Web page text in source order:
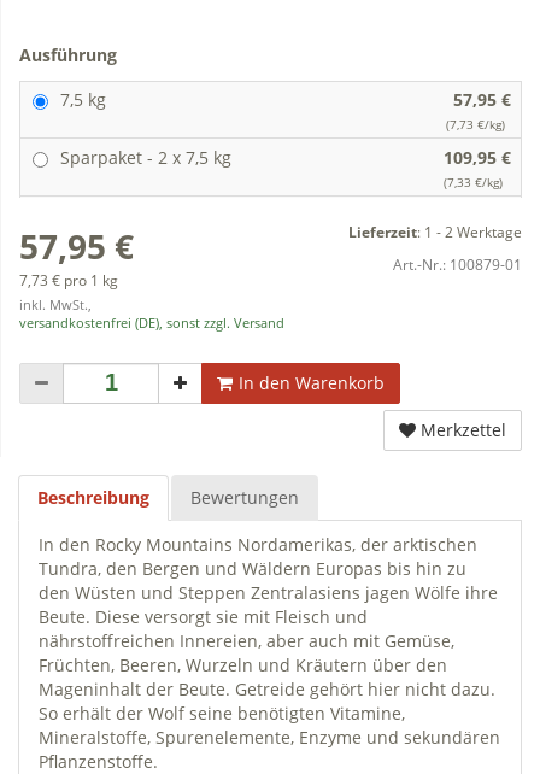
Ausführung
7,5 kg
57,95 €
(7,73 €/kg)
Sparpaket - 2 x 7,5 kg 109,95 €
(7,33 €/kg)
57,95 €
7,73 € pro 1 kg
inkl. MwSt.,
versandkostenfrei (DE), sonst zzgl. Versand
Lieferzeit: 1 - 2 Werktage
Art.-Nr.: 100879-01
In den Warenkorb
Merkzettel
Beschreibung Bewertungen
In den Rocky Mountains Nordamerikas, der arktischen
Tundra, den Bergen und Wäldern Europas bis hin zu
den Wüsten und Steppen Zentralasiens jagen Wölfe ihre
Beute. Diese versorgt sie mit Fleisch und
nährstoffreichen Innereien, aber auch mit Gemüse,
Früchten, Beeren, Wurzeln und Kräutern über den
Mageninhalt der Beute. Getreide gehört hier nicht dazu.
So erhält der Wolf seine benötigten Vitamine,
Mineralstoffe, Spurenelemente, Enzyme und sekundären
Pflanzenstoffe.